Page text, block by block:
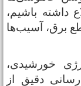
باشیم،
برق، آسیب‌ها
خورشیدی،
دقیق از